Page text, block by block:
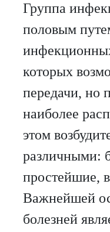
Группа
половым
которых
передачи, но
наиболее
этом
различными:
простейшие,
Важнейшей
болезней